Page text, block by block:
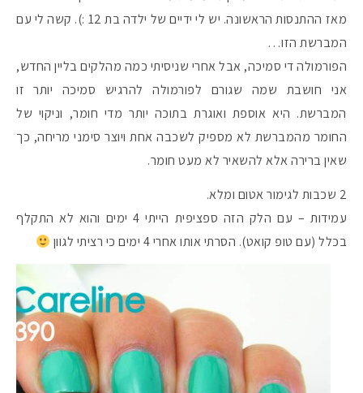
מאז ההתנסות הראשונה. יש לי ידיים של ילדה בת 12 :). קשה לי עם
המברשת הזו…
הפורמולה די סמיכה, אבל אחרי שניסיתי כמה מהלקים בליין החדש,
אני חושבת שמה שגורם לפורמולה להרגיש סמיכה יותר זו
המברשת. היא אוספת ואוגרת בתוכה יותר מדי חומר, וניקוי של
החומר מהמברשת לא מספיק לשכבה אחת ויוצר סימני מריחה, כך
שאין ברירה אלא להשאיר לא מעט חומר.
2 שכבות לגימור אטום ומלא.
עמידות – עם הלק הזה ספציפית הייתי 4 ימים והוא לא התקלף
בכלל (עם טופ קואט). הסרתי אותו אחרי 4 ימים כי רציתי לגוון